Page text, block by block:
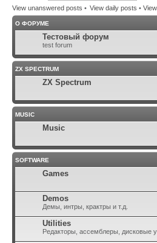
View unanswered posts • View daily posts •
О ФОРУМЕ
Тестовый форум
test forum
ZX SPECTRUM
ZX Spectrum
MUSIC
Music
SOFTWARE
Games
Demos
Демы, интры, крактры и т.д.
Utilities
Редакторы, ассемблеры, дисковые